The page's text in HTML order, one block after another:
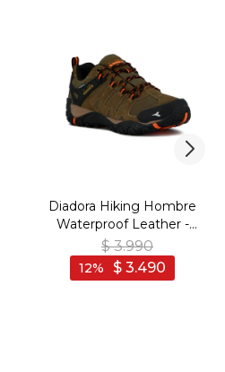
Diadora Hiking Hombre
Waterproof Leather -
Marron Oscuro - Marron
Oscuro
$ 3.990
$ 3.490
12